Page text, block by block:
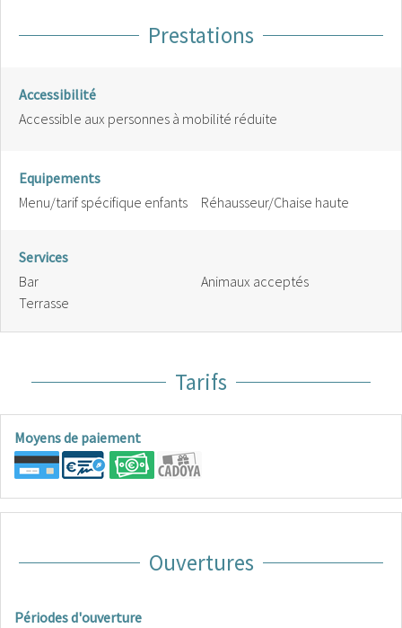
Prestations
Accessibilité
Accessible aux personnes à mobilité réduite
Equipements
Menu/tarif spécifique enfants
Réhausseur/Chaise haute
Services
Bar
Terrasse
Animaux acceptés
Tarifs
Moyens de paiement
Ouvertures
Périodes d'ouverture